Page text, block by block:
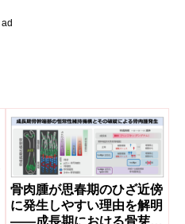
ad
骨肉腫が思春期のひざ近傍
に発生しやすい理由を解明
――成長期における骨芽細